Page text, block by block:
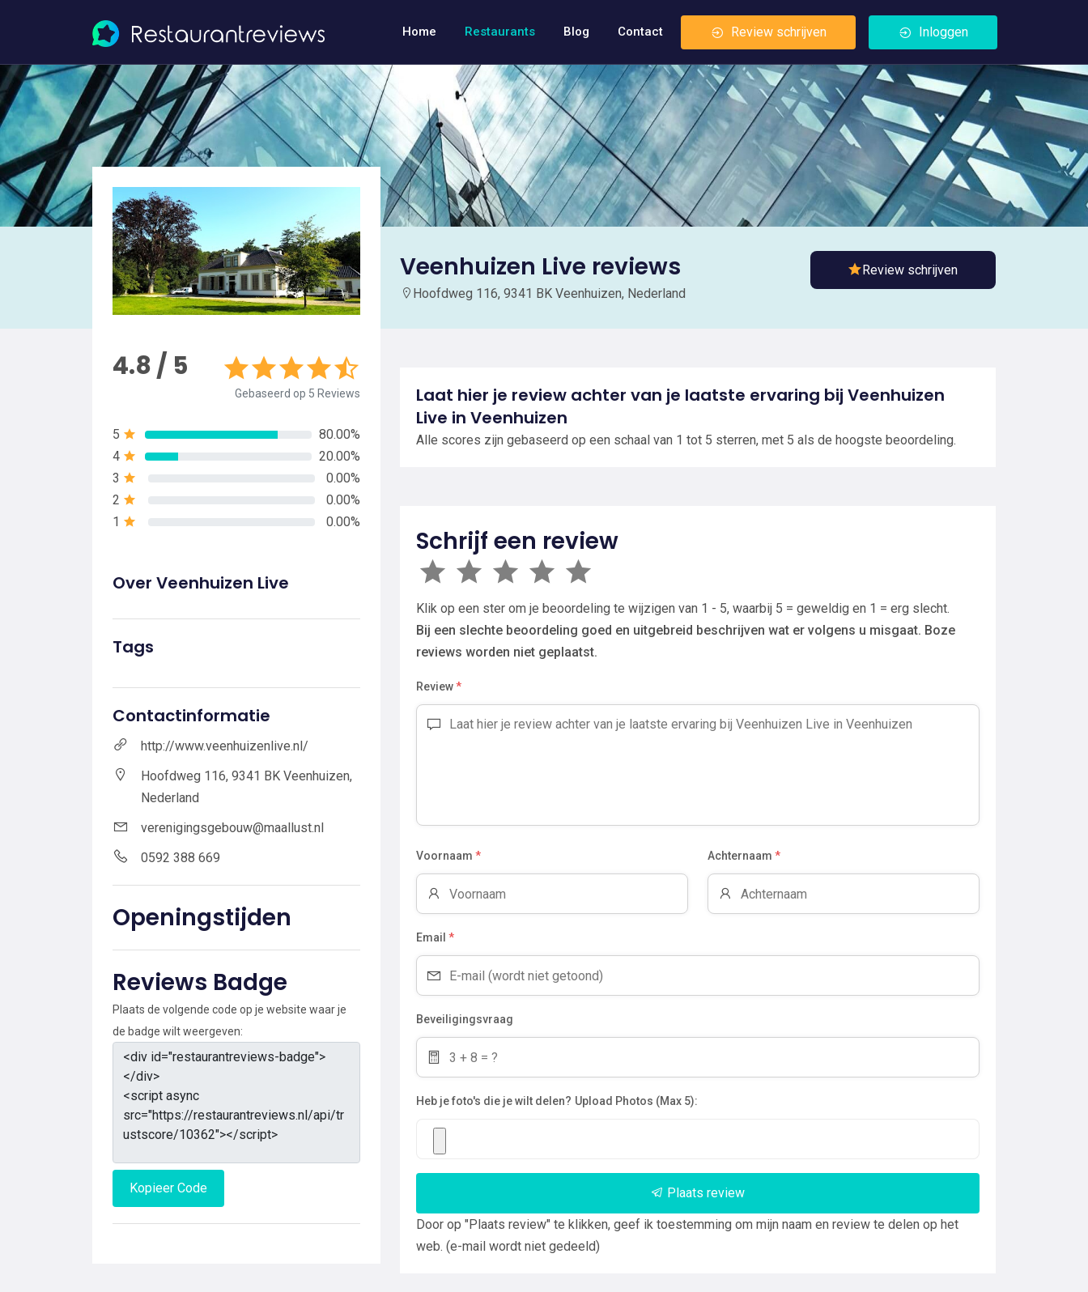
Home Restaurants Blog Contact Review schrijven Inloggen
Veenhuizen Live reviews
Hoofdweg 116, 9341 BK Veenhuizen, Nederland
Review schrijven
4.8 / 5
Gebaseerd op 5 Reviews
5
80.00%
4
20.00%
3
0.00%
2
0.00%
1
0.00%
Over Veenhuizen Live
Tags
Contactinformatie
http://www.veenhuizenlive.nl/
Hoofdweg 116, 9341 BK Veenhuizen,
Nederland
verenigingsgebouw@maallust.nl
0592 388 669
Openingstijden
Reviews Badge
Plaats de volgende code op je website waar je
de badge wilt weergeven:
Kopieer Code
Laat hier je review achter van je laatste ervaring bij Veenhuizen
Live in Veenhuizen
Alle scores zijn gebaseerd op een schaal van 1 tot 5 sterren, met 5 als de hoogste beoordeling.
Schrijf een review
Klik op een ster om je beoordeling te wijzigen van 1 - 5, waarbij 5 = geweldig en 1 = erg slecht.
Bij een slechte beoordeling goed en uitgebreid beschrijven wat er volgens u misgaat. Boze
reviews worden niet geplaatst.
Review*
Voornaam * Achternaam *
Email *
Beveiligingsvraag
Heb je foto's die je wilt delen? Upload Photos (Max 5):
Plaats review
Door op "Plaats review" te klikken, geef ik toestemming om mijn naam en review te delen op het
web. (e-mail wordt niet gedeeld)